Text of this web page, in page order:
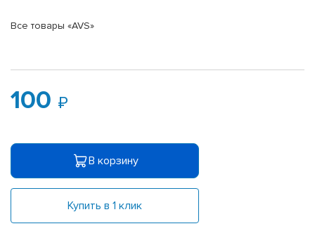
Все товары «AVS»
100
В корзину
Купить в 1 клик